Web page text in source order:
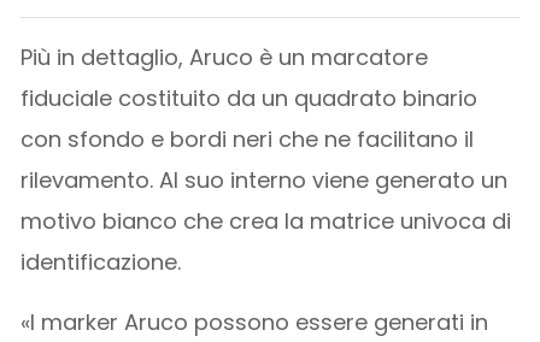
Più in dettaglio, Aruco è un marcatore
fiduciale costituito da un quadrato binario
con sfondo e bordi neri che ne facilitano il
rilevamento. Al suo interno viene generato un
motivo bianco che crea la matrice univoca di
identificazione.
«I marker Aruco possono essere generati in